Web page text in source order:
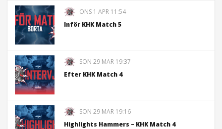
ONS 1 APR 11:54
Inför KHK Match 5
SÖN 29 MAR 19:37
Efter KHK Match 4
SÖN 29 MAR 19:16
Highlights Hammers – KHK Match 4